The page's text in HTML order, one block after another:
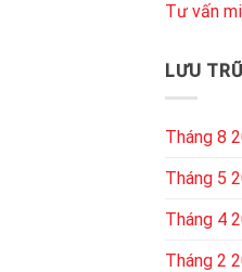
Tư vấn
LƯU
Tháng 8
Tháng 5
Tháng 4
Tháng 2